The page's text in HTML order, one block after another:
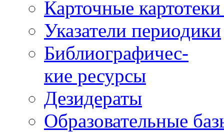
Карточные
Указатели периодики
Библиографичес-
кие ресурсы
Дезидераты
Образовательные